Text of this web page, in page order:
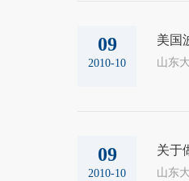
09
2010-10
美国
山东
09
2010-10
关于
山东